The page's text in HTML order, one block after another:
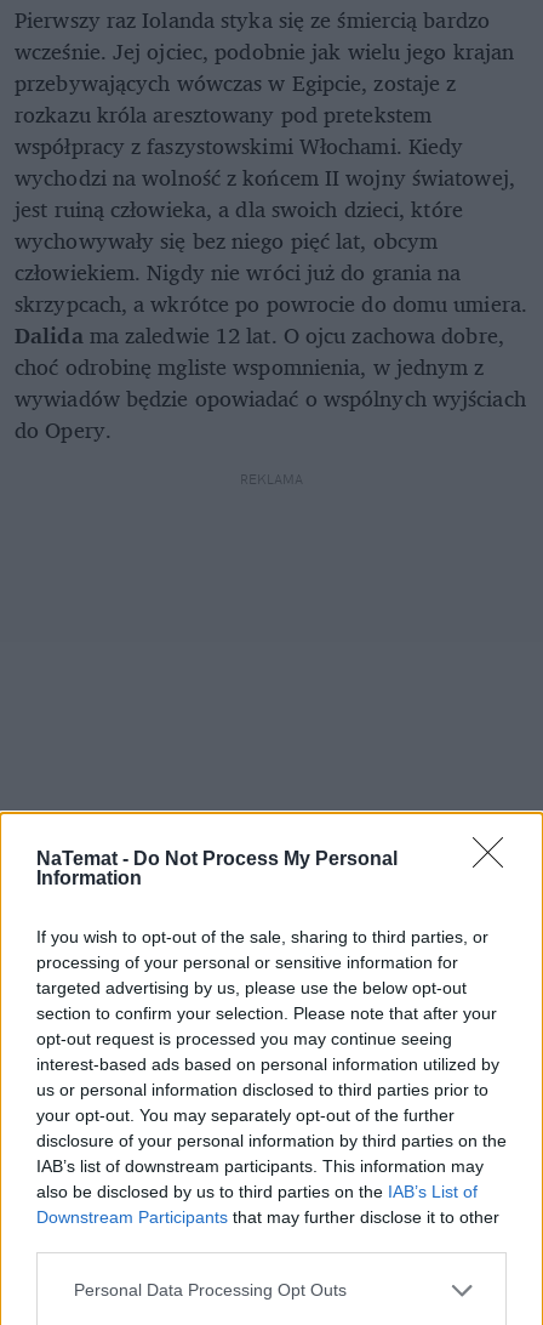
NaTemat - Do Not Process My Personal
Information
If you wish to opt-out of the sale, sharing to third parties, or
processing of your personal or sensitive information for
targeted advertising by us, please use the below opt-out
section to confirm your selection. Please note that after your
opt-out request is processed you may continue seeing
interest-based ads based on personal information utilized by
us or personal information disclosed to third parties prior to
your opt-out. You may separately opt-out of the further
disclosure of your personal information by third parties on the
IAB’s list of downstream participants. This information may
also be disclosed by us to third parties on the IAB’s List of
Downstream Participants that may further disclose it to other
Personal Data Processing Opt Outs
Pierwszy raz Iolanda styka się ze śmiercią bardzo
wcześnie. Jej ojciec, podobnie jak wielu jego krajan
przebywających wówczas w Egipcie, zostaje z
rozkazu króla aresztowany pod pretekstem
współpracy z faszystowskimi Włochami. Kiedy
wychodzi na wolność z końcem II wojny światowej,
jest ruiną człowieka, a dla swoich dzieci, które
wychowywały się bez niego pięć lat, obcym
człowiekiem. Nigdy nie wróci już do grania na
skrzypcach, a wkrótce po powrocie do domu umiera.
Dalidama zaledwie 12 lat. O ojcu zachowa dobre,
choć odrobinę mgliste wspomnienia, w jednym z
wywiadów będzie opowiadać o wspólnych wyjściach
do Opery.
REKLAMA
Po skończeniu obowiązkowej edukacji zapisuje się
szkołyhandlowej, gdzie uczy się jakiś czas na